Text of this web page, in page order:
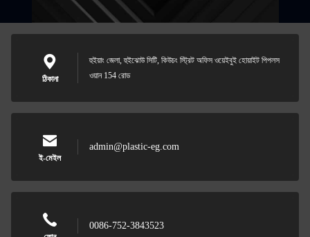
ঠিকানা
হুইয়াং জেলা, হুইঝোউ সিটি, কিউচং স্ট্রিট অফিস ওয়েইবুই হোয়াইট পিপলস
ওয়ান 154 রোড
ই-মেইল
admin@plastic-eg.com
0086-752-3843523